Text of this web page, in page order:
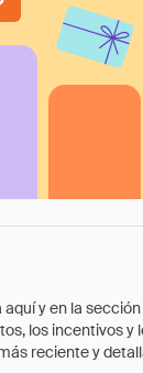
y en la
los
reciente y